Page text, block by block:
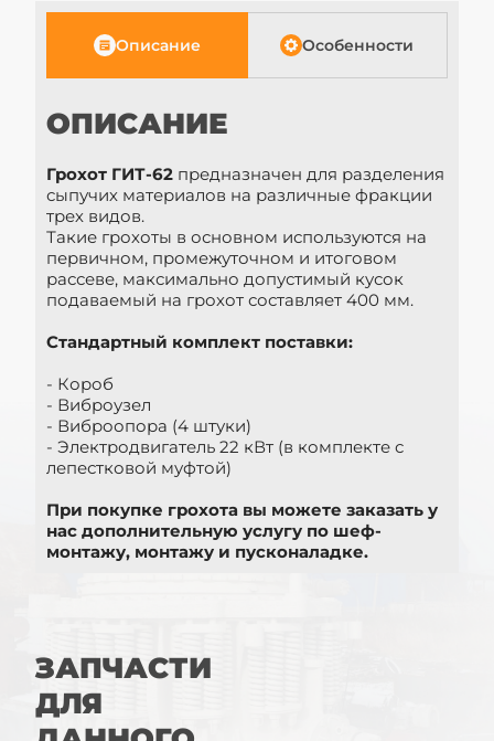
Описание Особенности
ОПИСАНИЕ
Грохот ГИТ-62 предназначен для разделения
сыпучих материалов на различные фракции
трех видов.
Такие грохоты в основном используются на
первичном, промежуточном и итоговом
рассеве, максимально допустимый кусок
подаваемый на грохот составляет 400 мм.
Стандартный комплект поставки:
- Короб
- Виброузел
- Виброопора (4 штуки)
- Электродвигатель 22 кВт (в комплекте с
лепестковой муфтой)
При покупке грохота вы можете заказать у
нас дополнительную услугу по шеф-
монтажу, монтажу и пусконаладке.
ЗАПЧАСТИ
ДЛЯ